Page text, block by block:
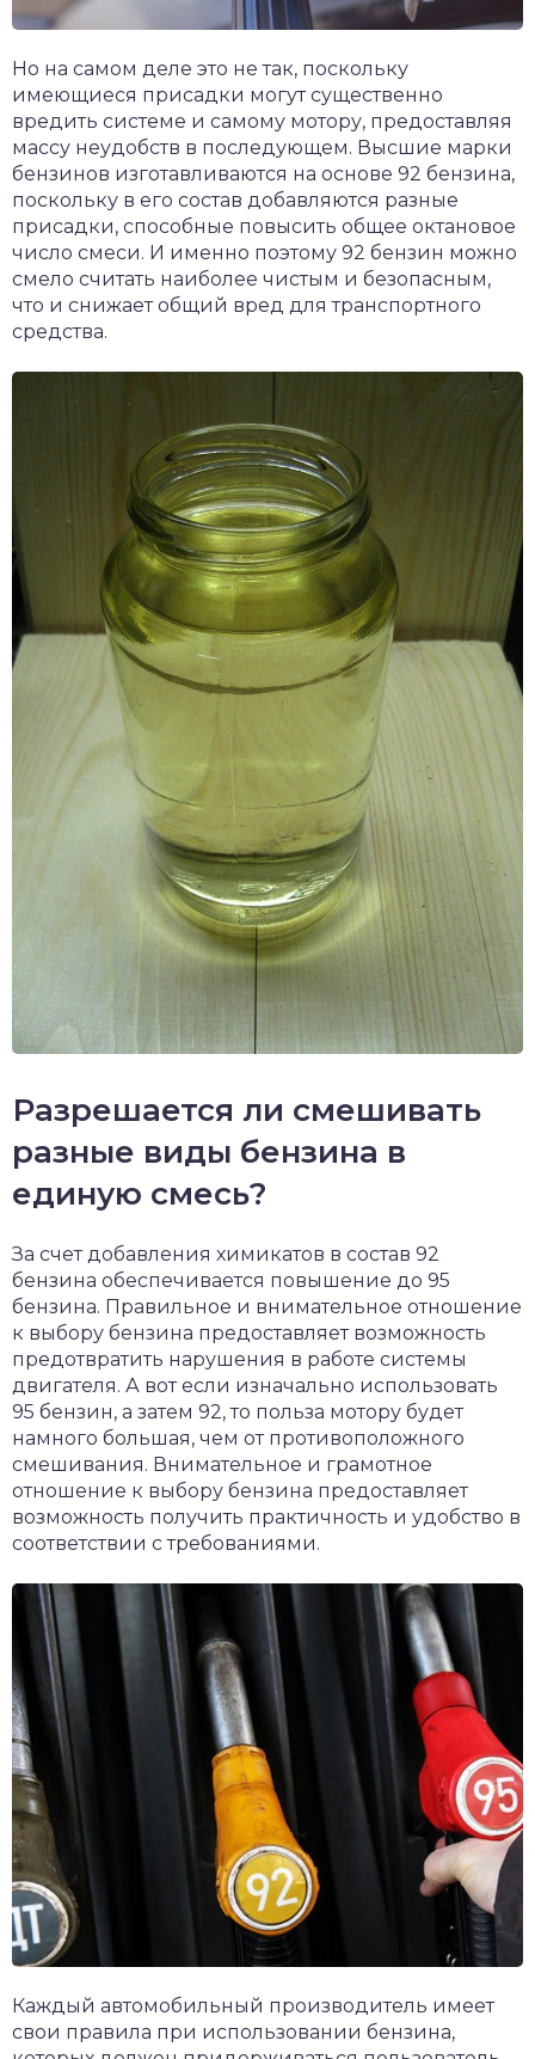
Но на самом деле это не так, поскольку
имеющиеся присадки могут существенно
вредить системе и самому мотору, предоставляя
массу неудобств в последующем. Высшие марки
бензинов изготавливаются на основе 92 бензина,
поскольку в его состав добавляются разные
присадки, способные повысить общее октановое
число смеси. И именно поэтому 92 бензин можно
смело считать наиболее чистым и безопасным,
что и снижает общий вред для транспортного
средства.
Разрешается ли смешивать
разные виды бензина в
единую смесь?
За счет добавления химикатов в состав 92
бензина обеспечивается повышение до 95
бензина. Правильное и внимательное отношение
к выбору бензина предоставляет возможность
предотвратить нарушения в работе системы
двигателя. А вот если изначально использовать
95 бензин, а затем 92, то польза мотору будет
намного большая, чем от противоположного
смешивания. Внимательное и грамотное
отношение к выбору бензина предоставляет
возможность получить практичность и удобство в
соответствии с требованиями.
Каждый автомобильный производитель имеет
свои правила при использовании бензина,